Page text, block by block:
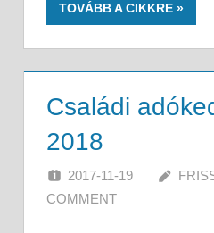
TOVÁBB A CIKKRE
Családi
2018
2017-11-19
COMMENT